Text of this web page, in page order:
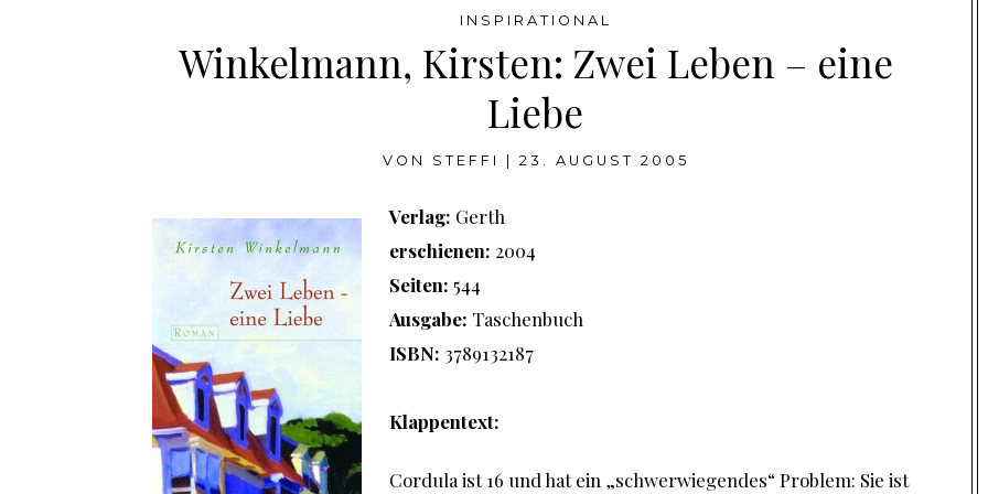
INSPIRATIONAL
Winkelmann, Kirsten: Zwei Leben – eine
Liebe
VON STEFFI 23. AUGUST 2005
Verlag: Gerth
erschienen: 2004
Seiten: 544
Ausgabe: Taschenbuch
ISBN: 3789132187
Klappentext:
Cordula ist 16 und hat ein „schwerwiegendes“ Problem: Sie ist